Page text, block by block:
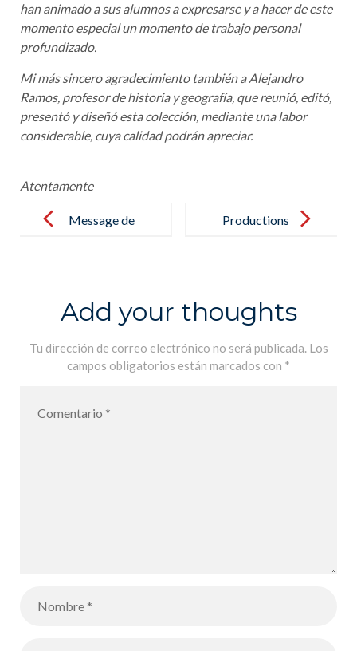
han animado a sus alumnos a expresarse y a hacer de este
momento especial un momento de trabajo personal
profundizado.
Mi más sincero agradecimiento también a Alejandro
Ramos, profesor de historia y geografía, que reunió, editó,
presentó y diseñó esta colección, mediante una labor
considerable, cuya calidad podrán apreciar.
Atentamente
navigationMessage de
Mission laïque
française /
Mensaje de
Productions
Add your thoughts
Tu dirección de correo electrónico no será publicada. Los
campos obligatorios están marcados con *